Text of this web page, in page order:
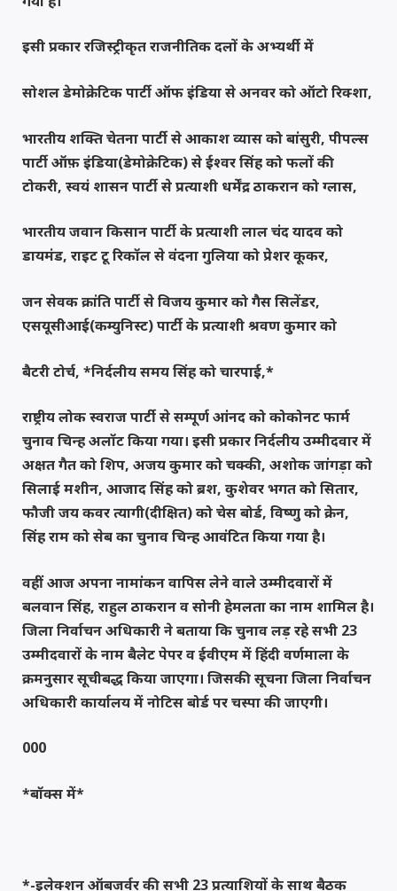
इसी प्रकार रजिस्ट्रीकृत राजनीतिक दलों के अभ्यर्थी में
सोशल डेमोक्रेटिक पार्टी ऑफ इंडिया से अनवर को ऑटो रिक्शा,
भारतीय शक्ति चेतना पार्टी से आकाश व्यास को बांसुरी, पीपल्स
पार्टी ऑफ़ इंडिया(डेमोक्रेटिक) से ईश्वर सिंह को फलों की
टोकरी, स्वयं शासन पार्टी से प्रत्याशी धर्मेंद्र ठाकरान को ग्लास,
भारतीय जवान किसान पार्टी के प्रत्याशी लाल चंद यादव को
डायमंड, राइट टू रिकॉल से वंदना गुलिया को प्रेशर कूकर,
जन सेवक क्रांति पार्टी से विजय कुमार को गैस सिलेंडर,
एसयूसीआई(कम्युनिस्ट) पार्टी के प्रत्याशी श्रवण कुमार को
बैटरी टोर्च, *निर्दलीय समय सिंह को चारपाई,*
राष्ट्रीय लोक स्वराज पार्टी से सम्पूर्ण आंनद को कोकोनट फार्म
चुनाव चिन्ह अलॉट किया गया। इसी प्रकार निर्दलीय उम्मीदवार में
अक्षत गैत को शिप, अजय कुमार को चक्की, अशोक जांगड़ा को
सिलाई मशीन, आजाद सिंह को ब्रश, कुशेवर भगत को सितार,
फौजी जय कवर त्यागी(दीक्षित) को चेस बोर्ड, विष्णु को क्रेन,
सिंह राम को सेब का चुनाव चिन्ह आवंटित किया गया है।
वहीं आज अपना नामांकन वापिस लेने वाले उम्मीदवारों में
बलवान सिंह, राहुल ठाकरान व सोनी हेमलता का नाम शामिल है।
जिला निर्वाचन अधिकारी ने बताया कि चुनाव लड़ रहे सभी 23
उम्मीदवारों के नाम बैलेट पेपर व ईवीएम में हिंदी वर्णमाला के
क्रमनुसार सूचीबद्ध किया जाएगा। जिसकी सूचना जिला निर्वाचन
अधिकारी कार्यालय में नोटिस बोर्ड पर चस्पा की जाएगी।
000
*बॉक्स में*
*-इलेक्शन ऑबजर्वर की सभी 23 प्रत्याशियों के साथ बैठक